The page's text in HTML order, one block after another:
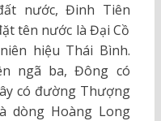
nước, Đinh Tiên
tên nước là Đại Cồ
hiệu Thái Bình.
ngã ba, Đông có
có đường Thượng
dòng Hoàng Long